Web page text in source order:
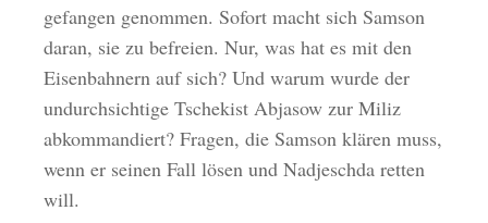
gefangen genommen. Sofort macht sich Samson
daran, sie zu befreien. Nur, was hat es mit den
Eisenbahnern auf sich? Und warum wurde der
undurchsichtige Tschekist Abjasow zur Miliz
abkommandiert? Fragen, die Samson klären muss,
wenn er seinen Fall lösen und Nadjeschda retten
will.